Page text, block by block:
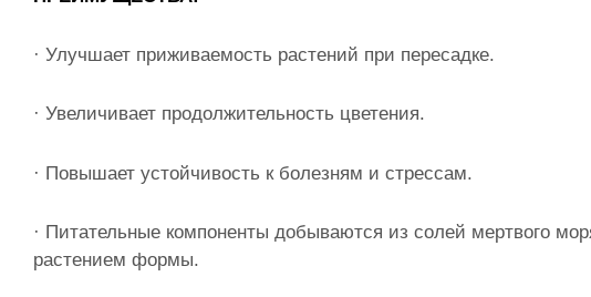
· Улучшает приживаемость растений при пересадке.
· Увеличивает продолжительность цветения.
· Повышает устойчивость к болезням и стрессам.
· Питательные компоненты добываются из солей мертвого
растением формы.